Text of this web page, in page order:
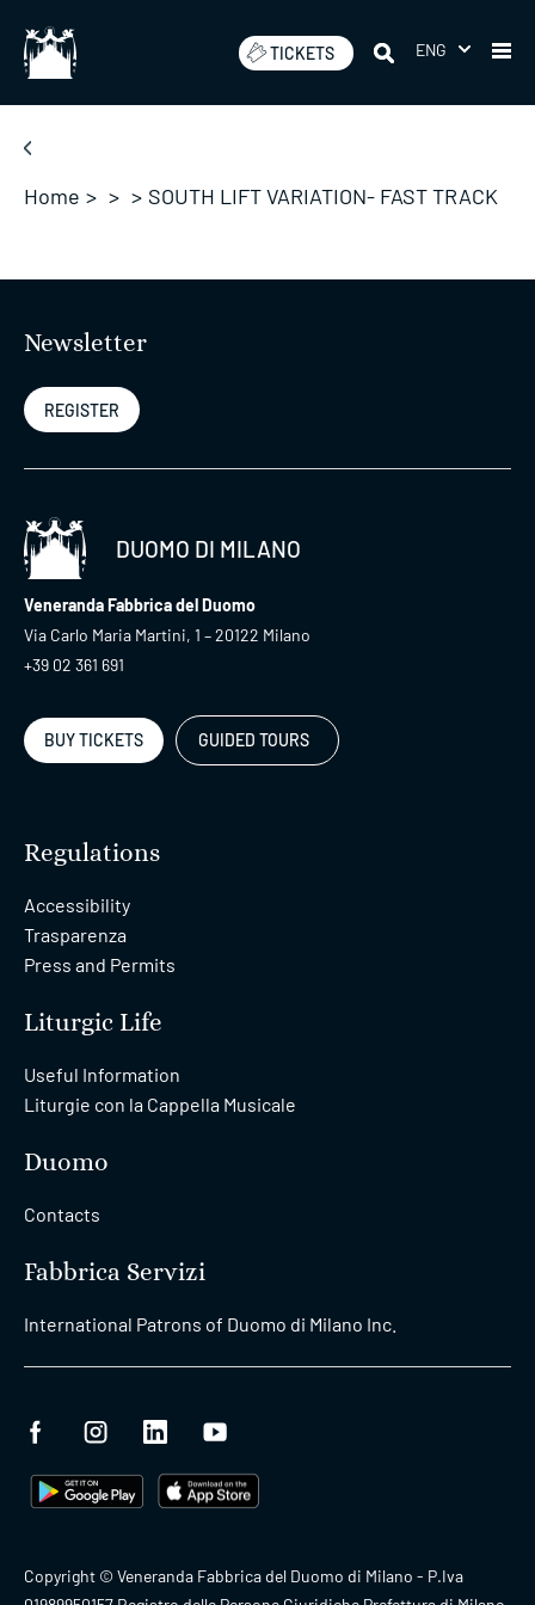
content
TICKETS ENG
Home > > > SOUTH LIFT VARIATION- FAST TRACK
Newsletter
REGISTER
DUOMO DI MILANO
Veneranda Fabbrica del Duomo
Via Carlo Maria Martini, 1 – 20122 Milano
+39 02 361 691
BUY TICKETS GUIDED TOURS
Regulations
Accessibility
Trasparenza
Press and Permits
Liturgic Life
Useful Information
Liturgie con la Cappella Musicale
Duomo
Contacts
Fabbrica Servizi
International Patrons of Duomo di Milano Inc.
Copyright © Veneranda Fabbrica del Duomo di Milano - P.Iva